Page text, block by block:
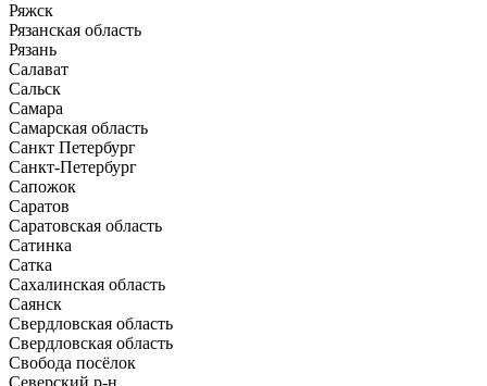
Ряжск
Рязанская область
Рязань
Салават
Сальск
Самара
Самарская область
Санкт Петербург
Санкт-Петербург
Сапожок
Саратов
Саратовская область
Сатинка
Сатка
Сахалинская область
Саянск
Свердловская область
Свердловская область
Свобода посёлок
Северский р-н